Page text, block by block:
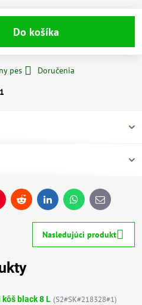
Do košíka
pes
Doručenia
Reddit LinkedInWhatsApp
E-
mail
Nasledujúci produkt
kôš black 8 L (S2#SK#218328#1)